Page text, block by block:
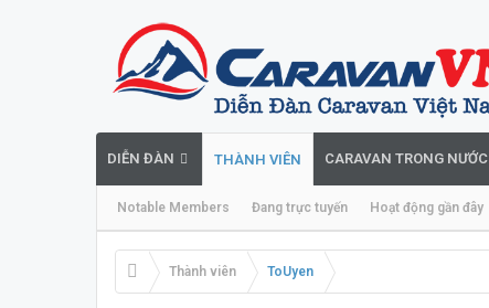
DIỄN ĐÀN THÀNH VIÊN
Notable Members Đang trực tuyến Hoạt động gần đây
CARAVAN TRONG NƯỚC
Thành viên ToUyen